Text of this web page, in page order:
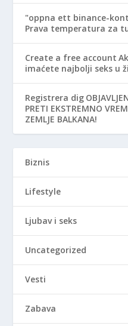
"oppna ett binance-
Prava temperatura za
Create a free account
imaćete najbolji seks u
Registrera dig
PRETI EKSTREMNO
ZEMLJE BALKANA!
Biznis
Lifestyle
Ljubav i seks
Uncategorized
Vesti
Zabava